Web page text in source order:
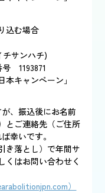
込む場合
サンハチ)
1193871
キャンペーン」
、振込後にお名前
とご連絡先（ご住所
幸いです。
き落とし）で年間サ
くはお問い合わせく
）